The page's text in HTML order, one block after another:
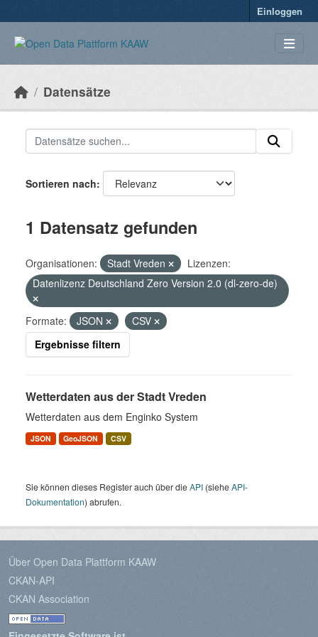
Einloggen
Datensätze
Sortieren nach
1 Datensatz gefunden
Organisationen: Stadt Vreden
Lizenzen:
Datenlizenz Deutschland Zero Version 2.0 (dl-zero-de)
Formate: JSON
CSV
Ergebnisse filtern
Wetterdaten aus der Stadt Vreden
Wetterdaten aus dem Enginko System
JSON GeoJSON CSV
Sie können dieses Register auch über dieAPI (sieheAPI-
Dokumentation) abrufen.
Über Open Data Plattform KAAW
CKAN-API
CKAN Association